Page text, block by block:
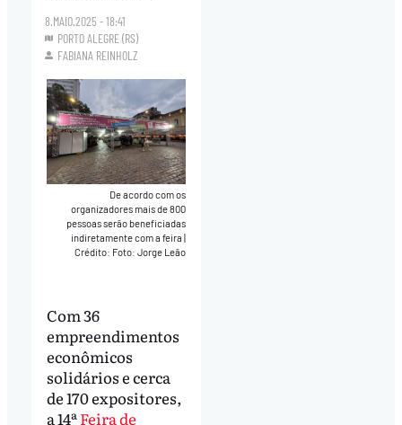
8.MAIO.2025 - 18:41
PORTO ALEGRE (RS)
FABIANA REINHOLZ
De acordo com os
organizadores mais de 800
pessoas serão beneficiadas
indiretamente com a feira|
Crédito: Foto: Jorge Leão
Com 36
empreendimentos
econômicos
solidários e cerca
de 170 expositores,
a 14ªFeira de